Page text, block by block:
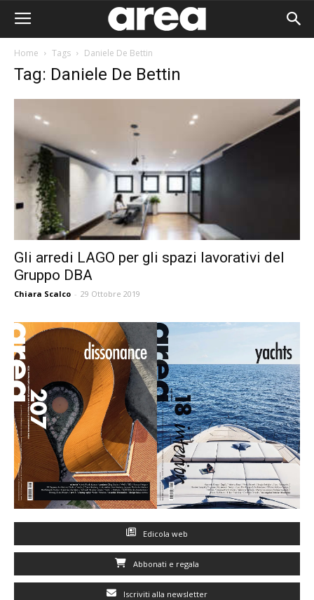
Home Tags Daniele De Bettin
Tag: Daniele De Bettin
Gli arredi LAGO per gli spazi lavorativi del
Gruppo DBA
Chiara Scalco - 29 Ottobre 2019
Edicola web
Abbonati e regala
Iscriviti alla newsletter